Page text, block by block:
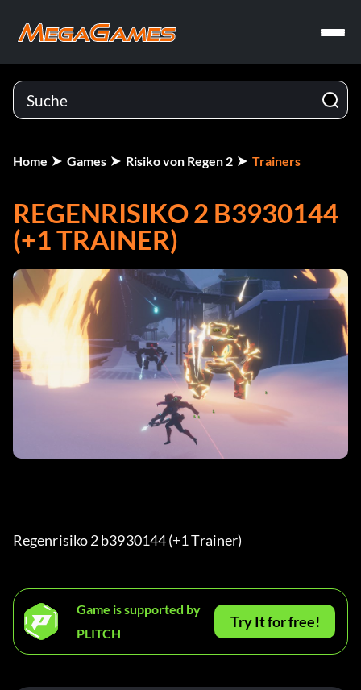
Home Games Risiko von Regen 2 Trainers
REGENRISIKO 2 B3930144
(+1 TRAINER)
Regenrisiko 2 b3930144 (+1 Trainer)
Game is supported by
PLITCH
Try It for free!